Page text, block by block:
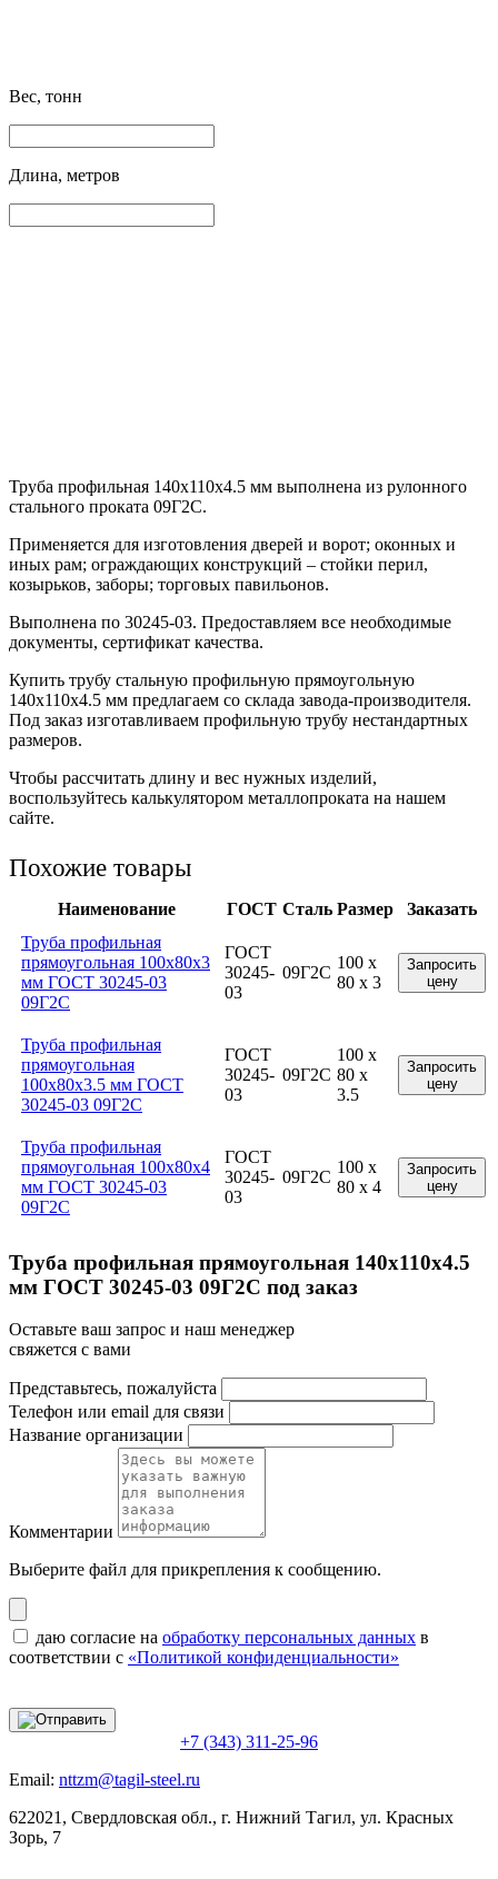
Вес, тонн
Длина, метров
Труба профильная 140х110х4.5 мм выполнена из рулонного
стального проката 09Г2С.
Применяется для изготовления дверей и ворот; оконных и
иных рам; ограждающих конструкций – стойки перил,
козырьков, заборы; торговых павильонов.
Выполнена по 30245-03. Предоставляем все необходимые
документы, сертификат качества.
Купить трубу стальную профильную прямоугольную
140х110х4.5 мм предлагаем со склада завода-производителя.
Под заказ изготавливаем профильную трубу нестандартных
размеров.
Чтобы рассчитать длину и вес нужных изделий,
воспользуйтесь калькулятором металлопроката на нашем
сайте.
Похожие товары
Наименование ГОСТ Сталь Размер
Заказать
Труба профильная
прямоугольная 100x80x3
мм ГОСТ 30245-03
09Г2С
ГОСТ
30245-
03
09Г2С
100 x
80 x 3
Запросить
цену
Труба профильная
прямоугольная
100x80x3.5 мм ГОСТ
30245-03 09Г2С
ГОСТ
30245-
03
09Г2С
100 x
80 x
3.5
Запросить
цену
Труба профильная
прямоугольная 100x80x4
мм ГОСТ 30245-03
09Г2С
ГОСТ
30245-
03
09Г2С
100 x
80 x 4
Запросить
цену
Труба профильная прямоугольная 140x110x4.5
мм ГОСТ 30245-03 09Г2С под заказ
Оставьте ваш запрос и наш менеджер
свяжется с вами
Представьтесь, пожалуйста
Телефон или email для связи
Название организации
Комментарии
Выберите файл для прикрепления к сообщению.
даю согласие на обработку персональных данных в
соответствии с «Политикой конфиденциальности»
+7 (343) 311-25-96
Email: nttzm@tagil-steel.ru
622021, Свердловская обл., г. Нижний Тагил, ул. Красных
Зорь, 7